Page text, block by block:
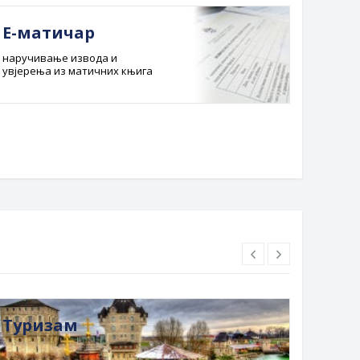
Е-матичар
наручивање извода и
увјерења из матичних књига
Туризам